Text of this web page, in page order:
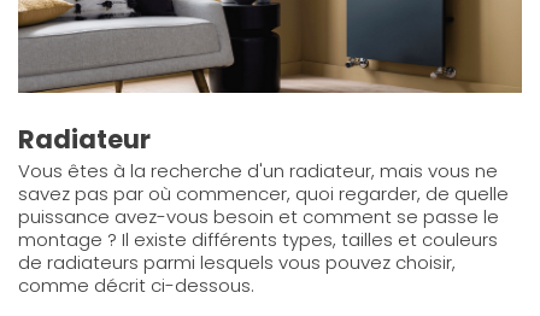
Radiateur
Vous êtes à la recherche d'un radiateur, mais vous ne
savez pas par où commencer, quoi regarder, de quelle
puissance avez-vous besoin et comment se passe le
montage ? Il existe différents types, tailles et couleurs
de radiateurs parmi lesquels vous pouvez choisir,
comme décrit ci-dessous.